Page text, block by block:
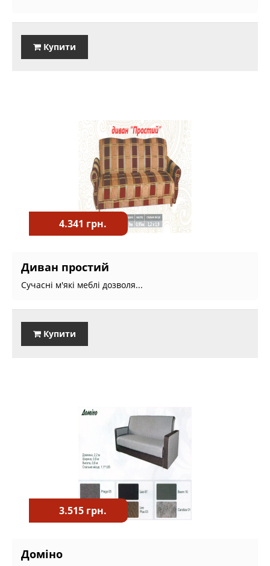
Купити
4.341 грн.
Диван простий
Сучасні м'які меблі дозволя...
Купити
3.515 грн.
Доміно